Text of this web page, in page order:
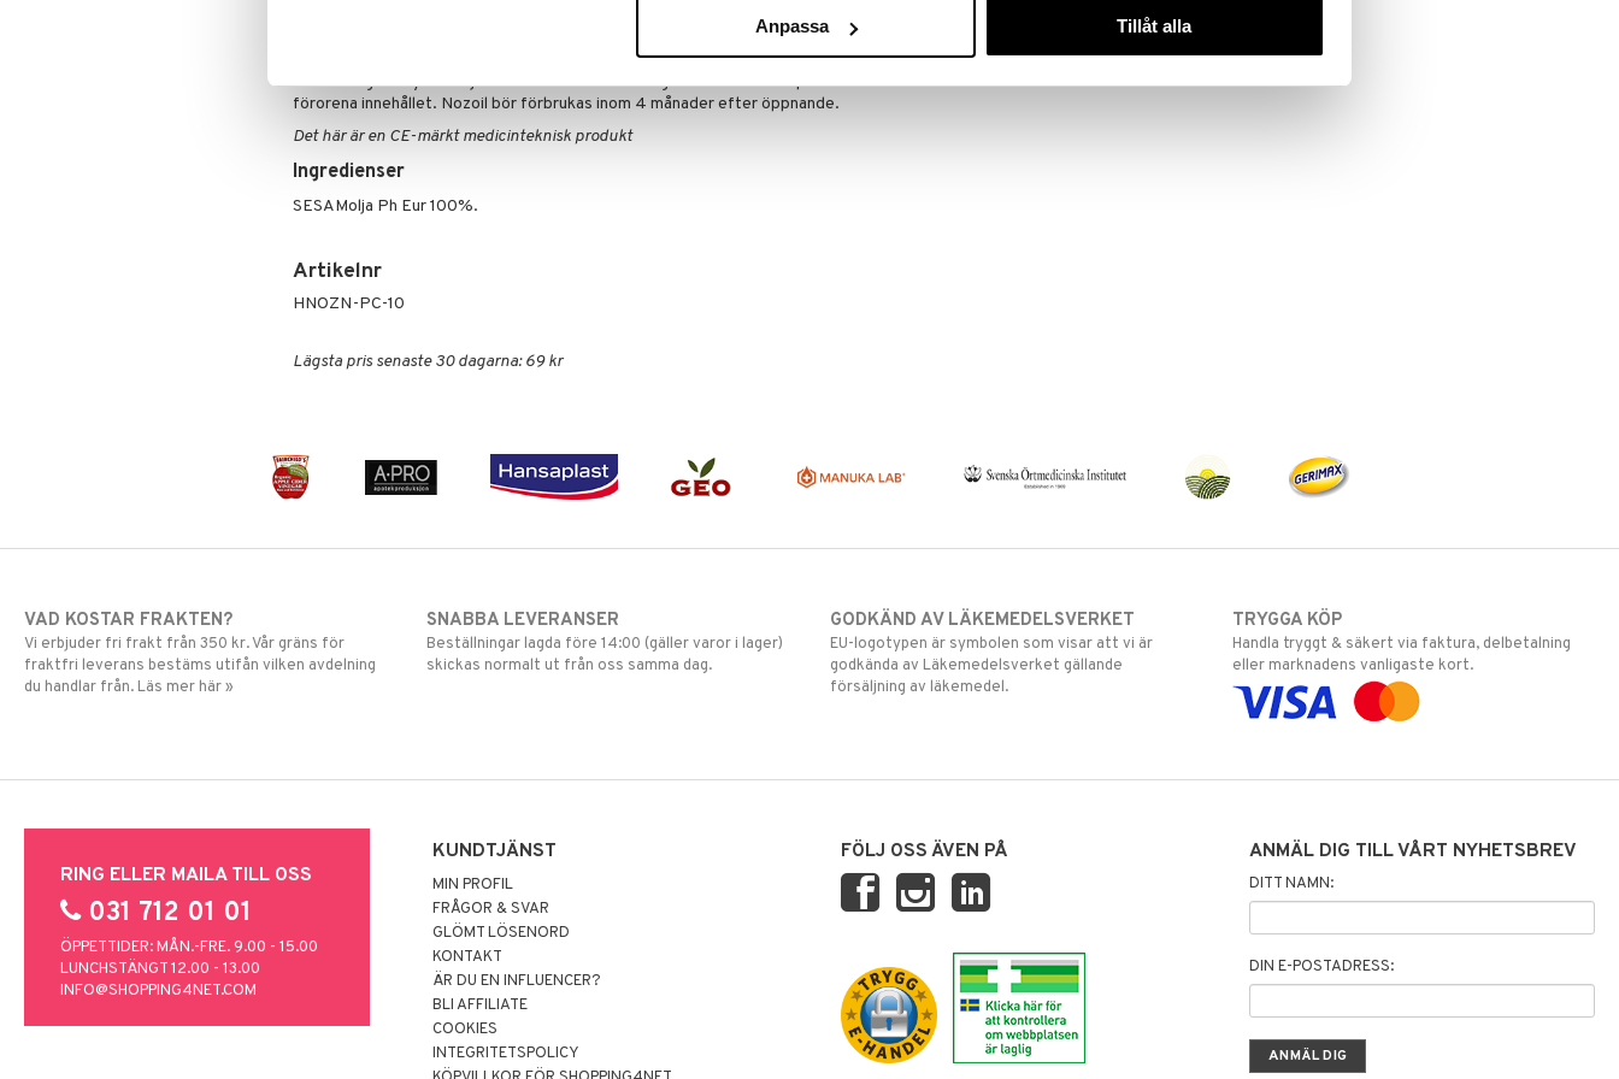
Anpassa Tillåt alla
samtidigt som luft kraftigt dras in genom näsan. Observera att oljan kommer ut ur
flaskan som en tunn stråle, inte som ett spraymoln. Torka av spetsen på flaskan efter
Förslutningen skyddar oljan från lufttillträde och inga ovidkommande partiklar kan
förorena innehållet. Nozoil bör förbrukas inom 4 månader efter öppnande.
Det här är en CE-märkt medicinteknisk produkt
Ingredienser
SESAMolja Ph Eur 100%.
Artikelnr
HNOZN-PC-10
Lägsta pris senaste 30 dagarna: 69 kr
VAD KOSTAR FRAKTEN?
Vi erbjuder fri frakt från 350 kr. Vår gräns för
fraktfri leverans bestäms utifån vilken avdelning
du handlar från. Läs mer här »
SNABBA LEVERANSER
Beställningar lagda före 14:00 (gäller varor i lager)
skickas normalt ut från oss samma dag.
GODKÄND AV LÄKEMEDELSVERKET
EU-logotypen är symbolen som visar att vi är
godkända av Läkemedelsverket gällande
försäljning av läkemedel.
TRYGGA KÖP
Handla tryggt & säkert via faktura, delbetalning
eller marknadens vanligaste kort.
RING ELLER MAILA TILL OSS
031 712 01 01
ÖPPETTIDER: MÅN.-FRE. 9.00 - 15.00
LUNCHSTÄNGT 12.00 - 13.00
INFO@SHOPPING4NET.COM
KUNDTJÄNST
MIN PROFIL
FRÅGOR & SVAR
GLÖMT LÖSENORD
KONTAKT
ÄR DU EN INFLUENCER?
BLI AFFILIATE
COOKIES
INTEGRITETSPOLICY
FÖLJ OSS ÄVEN PÅ ANMÄL DIG TILL VÅRT NYHETSBREV
DITT NAMN:
DIN E-POSTADRESS: